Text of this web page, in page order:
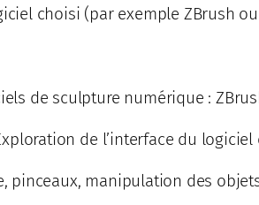
choisi (par exemple ZBrush
de sculpture numérique :
de l’interface du logiciel
pinceaux, manipulation des